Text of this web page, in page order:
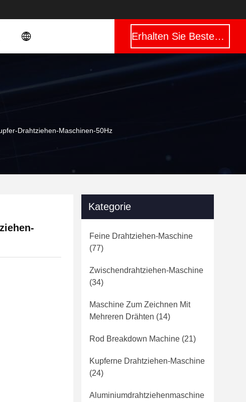
Erhalten Sie Besten Preis
Drahtziehen-Maschinen-50Hz
Kategorie
Feine Drahtziehen-Maschine
(77)
Zwischendrahtziehen-Maschine
(34)
Maschine Zum Zeichnen Mit
Mehreren Drähten (14)
Rod Breakdown Machine (21)
Kupferne Drahtziehen-Maschine
(24)
Aluminiumdrahtziehenmaschine